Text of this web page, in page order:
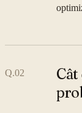
Q.02